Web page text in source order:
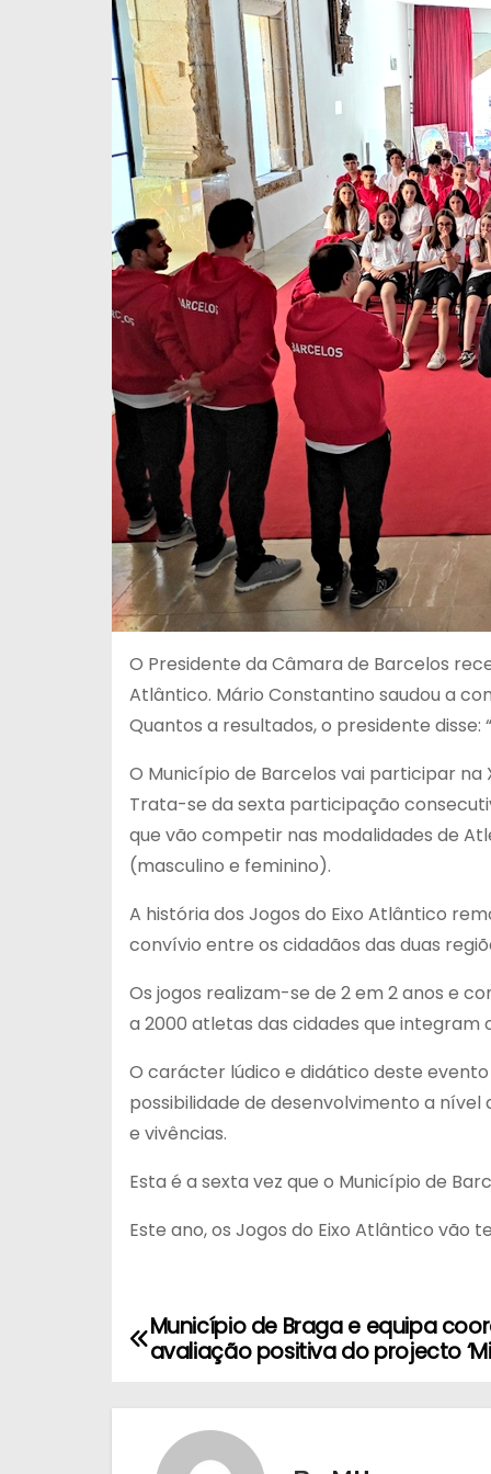
O Presidente da Câmara de Barcelos
Atlântico. Mário Constantino saudou a
Quantos a resultados, o presidente
O Município de Barcelos vai participar na
Trata-se da sexta participação
que vão competir nas modalidades de
(masculino e feminino).
A história dos Jogos do Eixo Atlântico
convívio entre os cidadãos das duas
Os jogos realizam-se de 2 em 2 anos e
a 2000 atletas das cidades que integram
O carácter lúdico e didático deste
possibilidade de desenvolvimento a
e vivências.
Esta é a sexta vez que o Município de
Este ano, os Jogos do Eixo Atlântico
NMunicípio de Braga e equipa
avaliação positiva do projecto